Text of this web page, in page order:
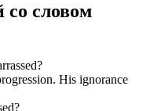
словом
?
His ignorance
?